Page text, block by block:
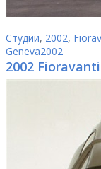
Студии, 2002,
Geneva2002
2002